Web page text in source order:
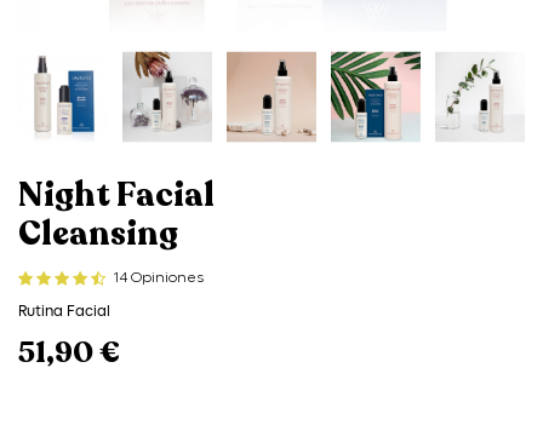
Night Facial
Cleansing
14 Opiniones
Rutina Facial
51,90 €